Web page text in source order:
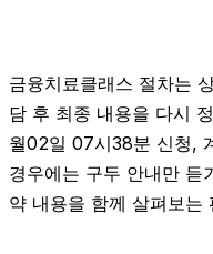
금융치료클래스 절차는
담 후 최종 내용을 다시
월02일 07시38분 신청,
경우에는 구두 안내만 듣
약 내용을 함께 살펴보는